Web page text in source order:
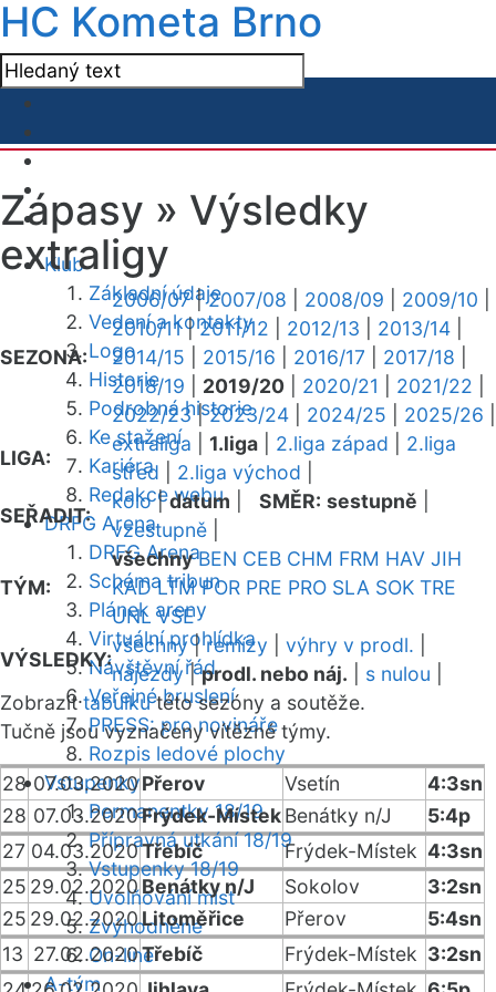
HC Kometa Brno
Klub
Základní údaje
Vedení a kontakty
Logo
Historie
Podrobná historie
Ke stažení
Kariéra
Redakce webu
DRFG Arena
DRFG Arena
Schéma tribun
Plánek areny
Virtuální prohlídka
Návštěvní řád
Veřejné bruslení
PRESS: pro novináře
Rozpis ledové plochy
Vstupenky
Permanentky 18/19
Přípravná utkání 18/19
Vstupenky 18/19
Uvolňování míst
Zvýhodněné
On-line
A-tým
Zápasy » Výsledky
extraligy
SEZONA:
2006/07|2007/08 2008/09 2009/10
2010/11|2011/12 2012/13 2013/14
2014/15
2015/16 2016/17 2017/18
2018/19
2019/20 2020/21 2021/22
2022/23|2023/24 2024/25 2025/26
LIGA:
extraliga 1.liga 2.liga západ
2.liga
střed
2.liga východ
SEŘADIT:
kolo|datum SMĚR: sestupně
vzestupně
TÝM:
všechny BEN CEB CHM FRM HAV JIH
KAD LTM POR PRE PRO SLA SOK TRE
UNL VSE
VÝSLEDKY:
všechny|remízy výhry v prodl.
nájezdy|prodl. nebo náj. s nulou
Zobrazittabulkutéto sezóny a soutěže.
Tučně jsou vyznačeny vítězné týmy.
28 07.03.2020Přerov Vsetín
4:3sn
28 07.03.2020Frýdek-MístekBenátky n/J
5:4p
27 04.03.2020Třebíč Frýdek-Místek 4:3sn
25 29.02.2020Benátky n/J Sokolov
3:2sn
25 29.02.2020Litoměřice Přerov
5:4sn
13 27.02.2020Třebíč Frýdek-Místek 3:2sn